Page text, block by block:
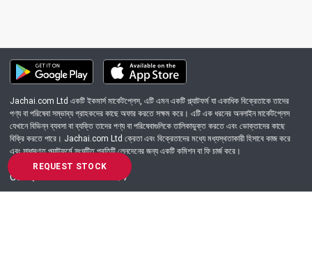
REQUEST STOCK
Jachai.com Ltd একটি ইকমার্স মার্কেটপ্লেস, এটি এমন একটি প্ল্যাটফর্ম যা একাধিক বিক্রেতাকে তাদের
পণ্য বা পরিষেবা সম্ভাব্য গ্রাহকদের কাছে অফার করতে সক্ষম করে। এটি এক ধরনের অনলাইন মার্কেটপ্লেস
যেখানে বিভিন্ন ব্যবসা বা ব্যক্তি তাদের পণ্য বা পরিষেবাগুলিকে তালিকাভুক্ত করতে এবং ভোক্তাদের কাছে
বিক্রি করতে পারে। Jachai.com Ltd ক্রেতা এবং বিক্রেতাদের মধ্যে মধ্যস্থতাকারী হিসাবে কাজ করে
এবং সাধারণত প্ল্যাটফর্মে সংঘটিত প্রতিটি লেনদেনের জন্য একটি কমিশন বা ফি চার্জ করে।
Got Question? Call us 24/7